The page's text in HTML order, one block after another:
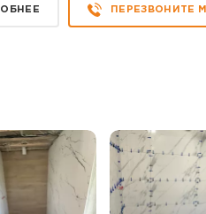
ПЕРЕЗВОНИТЕ